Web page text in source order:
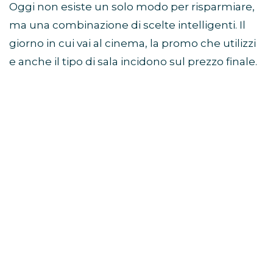
Oggi non esiste un solo modo per risparmiare,
ma una combinazione di scelte intelligenti. Il
giorno in cui vai al cinema, la promo che utilizzi
e anche il tipo di sala incidono sul prezzo finale.